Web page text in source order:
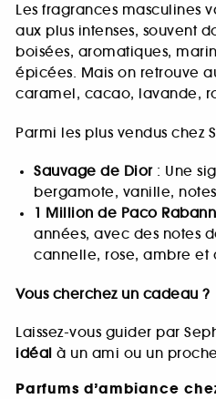
Les fragrances masculines
aux plus intenses, souvent
boisées, aromatiques,
épicées. Mais on retrouve
caramel, cacao, lavande,
Parmi les plus vendus chez
Sauvage de Dior: Une
bergamote, vanille,
1 Million de Paco
années, avec des notes
cannelle, rose, ambre et
Vous cherchez un cadeau ?
Laissez-vous guider par
idéal à un ami ou un
Parfums d’ambiance